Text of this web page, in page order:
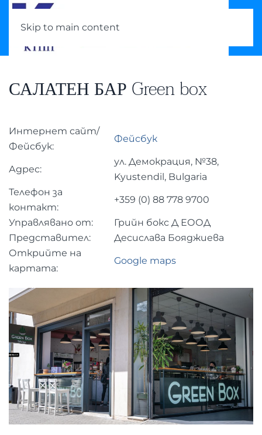
Skip to main content
САЛАТЕН БАР Green box
Интернет сайт/
Фейсбук:
Фейсбук
Адрес:
ул. Демокрация, №38,
Kyustendil, Bulgaria
Телефон за
контакт:
+359 (0) 88 778 9700
Управлявано от:
Грийн бокс Д ЕООД
Представител:
Десислава Бояджиева
Открийте на
картата:
Google maps